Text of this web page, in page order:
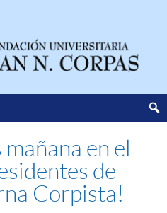
mañana en el
de
Corpista!